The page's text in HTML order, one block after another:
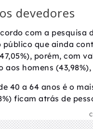
devedores
com a pesquisa
público que ainda
porém, com
aos homens
40 a 64 anos é o
ficam atrás de